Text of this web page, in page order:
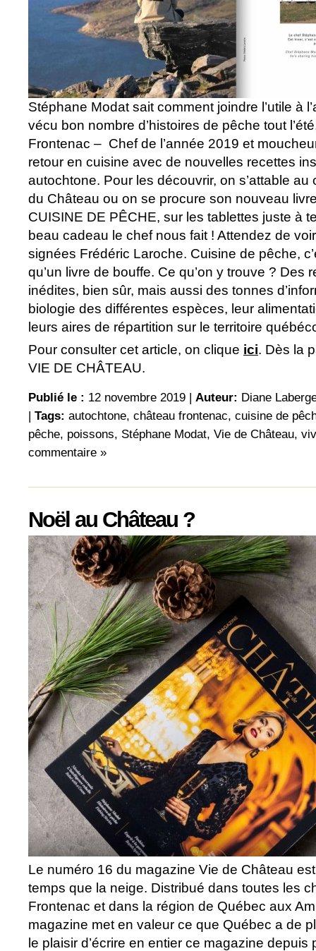
Stéphane Modat sait comment joindre l’utile à
vécu bon nombre d’histoires de pêche tout
Frontenac – Chef de l’année 2019 et
retour en cuisine avec de nouvelles recettes
autochtone. Pour les découvrir, on s’attable
du Château ou on se procure son nouveau
CUISINE DE PÊCHE, sur les tablettes juste à
beau cadeau le chef nous fait ! Attendez de
signées Frédéric Laroche. Cuisine de pêche,
qu’un livre de bouffe. Ce qu’on y trouve ? Des
inédites, bien sûr, mais aussi des tonnes
biologie des différentes espèces, leur
leurs aires de répartition sur le territoire
Pour consulter cet article, on clique ici. Dès la
VIE DE CHÂTEAU.
Publié le : 12 novembre 2019 | Auteur: Diane
| Tags: autochtone, château frontenac, cuisine de
pêche, poissons, Stéphane Modat, Vie de Château,
commentaire »
Noël au Château ?
Le numéro 16 du magazine Vie de Château
temps que la neige. Distribué dans toutes les
Frontenac et dans la région de Québec aux
magazine met en valeur ce que Québec a de
le plaisir d’écrire en entier ce magazine depuis